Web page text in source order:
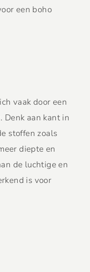
een boho
vaak door een
Denk aan kant in
stoffen zoals
diepte en
de luchtige en
is voor